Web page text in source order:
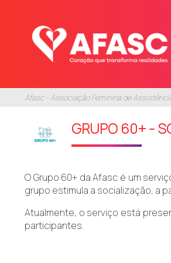
Afasc - Associação Feminina de
GRUPO 60+ -
O Grupo 60+ da Afasc é um
grupo estimula a socialização, a
Atualmente, o serviço está
participantes.